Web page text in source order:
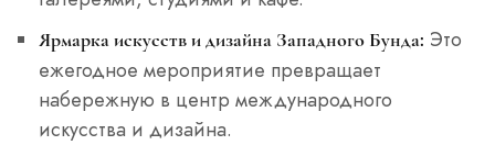
Ярмарка искусств и дизайна Западного Бунда: Это
ежегодное мероприятие превращает
набережную в центр международного
искусства и дизайна.